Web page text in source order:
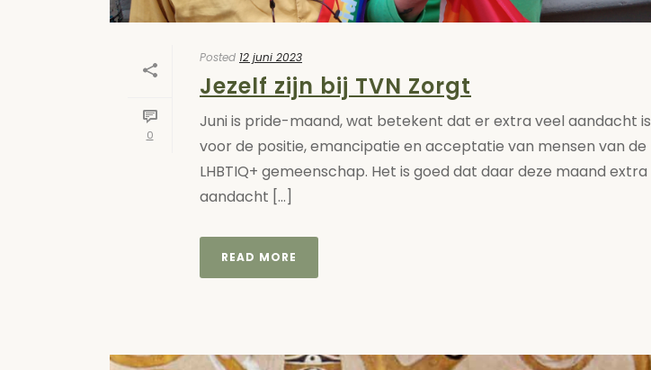
0
Posted 12 juni 2023
Jezelf zijn bij TVN Zorgt
Juni is pride-maand, wat betekent dat er extra veel aandacht is
voor de positie, emancipatie en acceptatie van mensen van de
LHBTIQ+ gemeenschap. Het is goed dat daar deze maand extra
aandacht [...]
READ MORE